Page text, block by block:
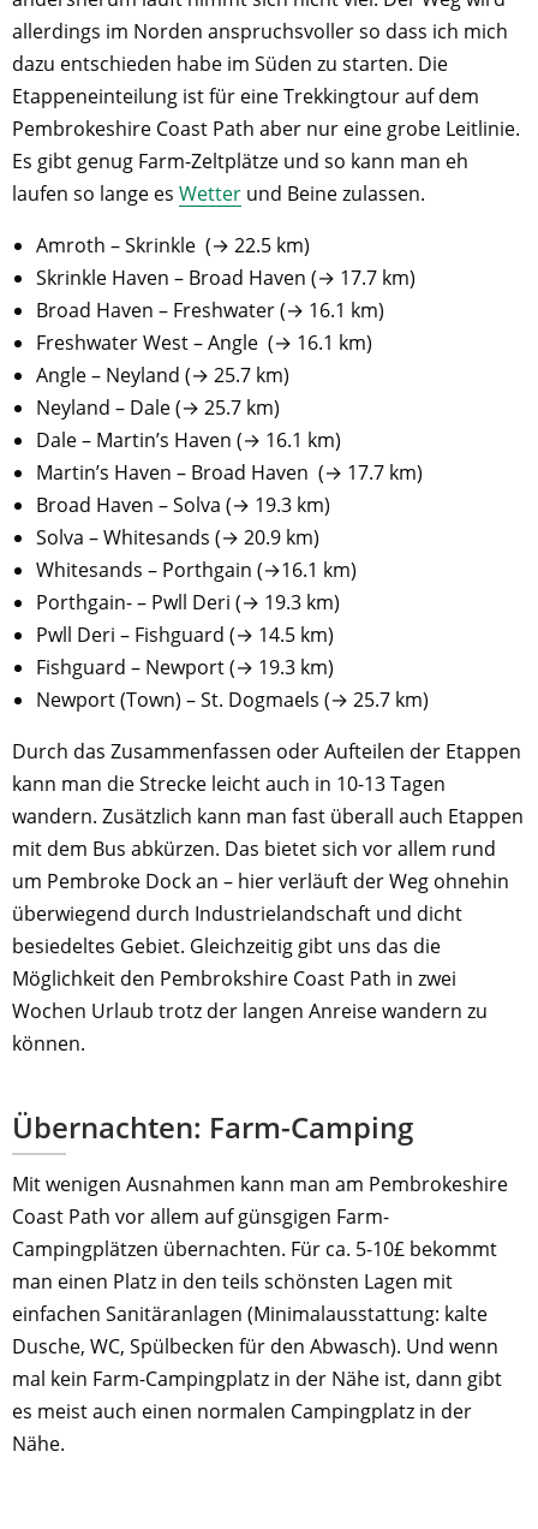
allerdings im Norden anspruchsvoller so dass ich mich
dazu entschieden habe im Süden zu starten. Die
Etappeneinteilung ist für eine Trekkingtour auf dem
Pembrokeshire Coast Path aber nur eine grobe Leitlinie.
Es gibt genug Farm-Zeltplätze und so kann man eh
laufen so lange es Wetter und Beine zulassen.
Amroth – Skrinkle (→ 22.5 km)
Skrinkle Haven – Broad Haven (→ 17.7 km)
Broad Haven – Freshwater (→ 16.1 km)
Freshwater West – Angle (→ 16.1 km)
Angle – Neyland (→ 25.7 km)
Neyland – Dale (→ 25.7 km)
Dale – Martin’s Haven (→ 16.1 km)
Martin’s Haven – Broad Haven (→ 17.7 km)
Broad Haven – Solva (→ 19.3 km)
Solva – Whitesands (→ 20.9 km)
Whitesands – Porthgain (→16.1 km)
Porthgain- – Pwll Deri (→ 19.3 km)
Pwll Deri – Fishguard (→ 14.5 km)
Fishguard – Newport (→ 19.3 km)
Newport (Town) – St. Dogmaels (→ 25.7 km)
Durch das Zusammenfassen oder Aufteilen der Etappen
kann man die Strecke leicht auch in 10-13 Tagen
wandern. Zusätzlich kann man fast überall auch Etappen
mit dem Bus abkürzen. Das bietet sich vor allem rund
um Pembroke Dock an – hier verläuft der Weg ohnehin
überwiegend durch Industrielandschaft und dicht
besiedeltes Gebiet. Gleichzeitig gibt uns das die
Möglichkeit den Pembrokshire Coast Path in zwei
Wochen Urlaub trotz der langen Anreise wandern zu
können.
Übernachten: Farm-Camping
Mit wenigen Ausnahmen kann man am Pembrokeshire
Coast Path vor allem auf günsgigen Farm-
Campingplätzen übernachten. Für ca. 5-10£ bekommt
man einen Platz in den teils schönsten Lagen mit
einfachen Sanitäranlagen (Minimalausstattung: kalte
Dusche, WC, Spülbecken für den Abwasch). Und wenn
mal kein Farm-Campingplatz in der Nähe ist, dann gibt
es meist auch einen normalen Campingplatz in der
Nähe.